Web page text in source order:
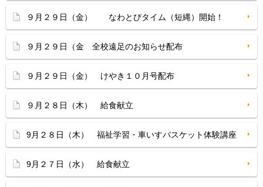
９月２９日（金） なわとびタイム（短縄）開始！
９月２９日（金 全校遠足のお知らせ配布
９月２９日（金） けやき１０月号配布
９月２８日（木） 給食献立
9月２８日（木） 福祉学習・車いすバスケット体験講座
9月２７日（水） 給食献立